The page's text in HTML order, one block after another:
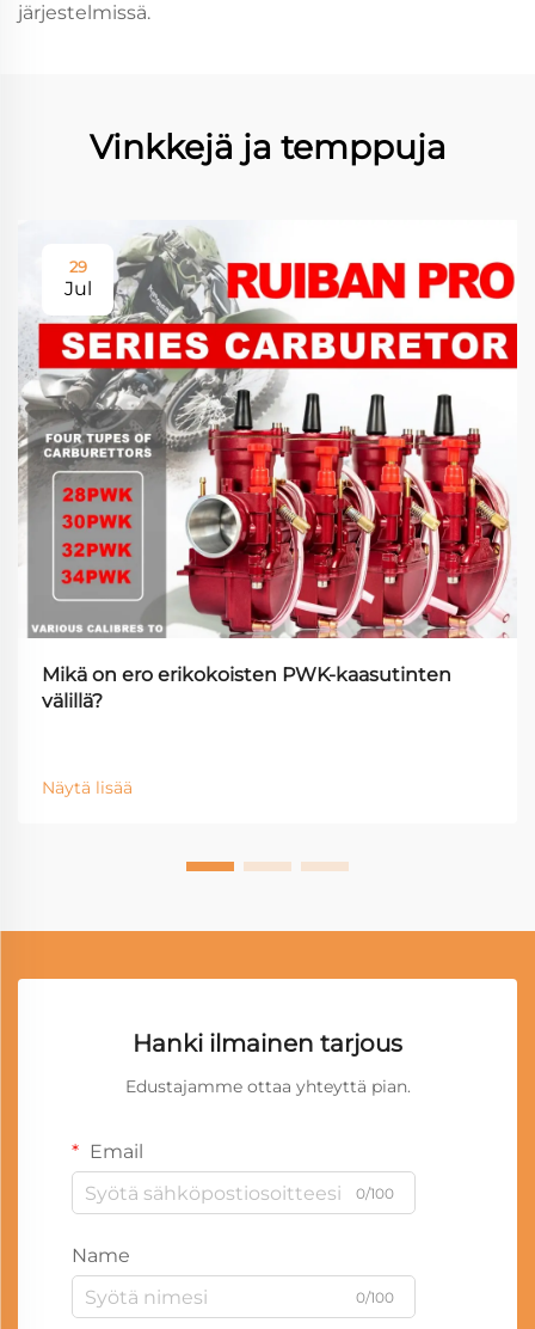
järjestelmissä.
Vinkkejä ja temppuja
29
Jul
Mikä on ero erikokoisten PWK-kaasutinten
välillä?
Näytä lisää
Hanki ilmainen tarjous
Edustajamme ottaa yhteyttä pian.
Email
0/100
Name
0/100